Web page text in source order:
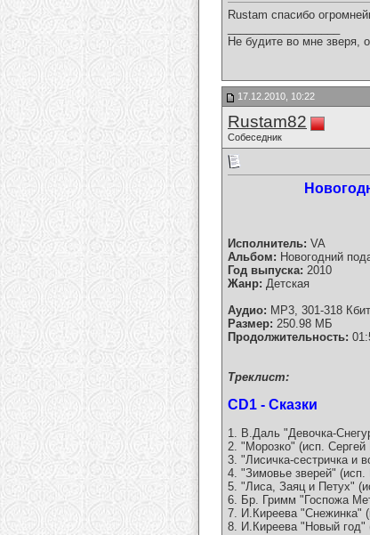
Rustam спасибо
Не будите во мне зверя,
17.12.2010, 10:22
Rustam82
Собеседник
Исполнитель: VA
Альбом: Новогодний
Год выпуска: 2010
Жанр: Детская
Аудио: MP3, 301-318
Размер: 250.98 МБ
Продолжительность:
Tреклист:
CD1 - Сказки
1. В.Даль "Девочка-
2. "Морозко" (исп.
3. "Лисичка-сестричка и
4. "Зимовье зверей"
5. "Лиса, Заяц и Петух"
6. Бр. Гримм "Госпожа
7. И.Киреева "Снежинка"
8. И.Киреева "Новый год"